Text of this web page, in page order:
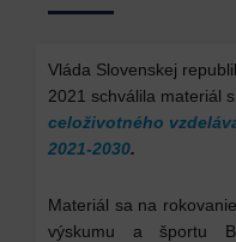
Vláda Slovenskej
2021 schválila materiál
celoživotného
2021-2030.
Materiál sa na
výskumu a športu